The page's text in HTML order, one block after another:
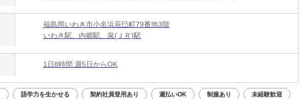
福島県いわき市小名浜辰巳町79番地3階
いわき駅、内郷駅、泉(ＪＲ)駅
1日8時間 週5日からOK
語学力を生かせる 契約社員登用あり 週払いOK 制服あり 未経験歓迎